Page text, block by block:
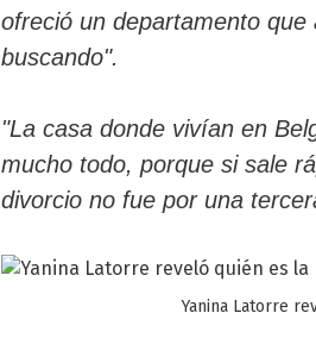
ofreció un departamento
buscando".
"La casa donde vivían en
mucho todo, porque si sale
divorcio no fue por una
Yanina Latorre